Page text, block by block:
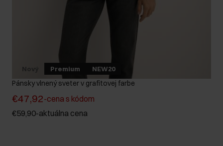
Premium NEW20
Pánsky vlnený sveter v grafitovej farbe
€47,92-cena s kódom
€59,90-aktuálna cena